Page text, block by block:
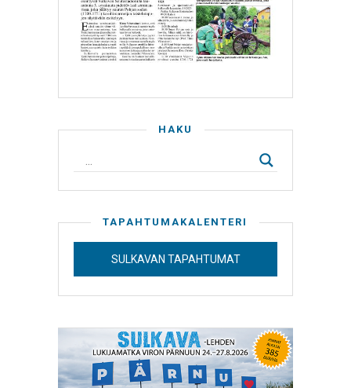
HAKU
TAPAHTUMAKALENTERI
SULKAVAN TAPAHTUMAT